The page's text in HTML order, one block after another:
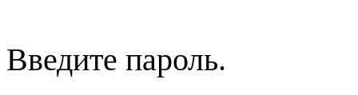
Введите пароль.